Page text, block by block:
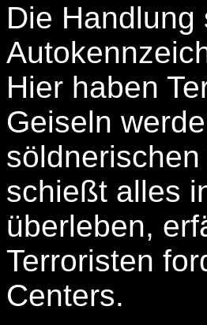
Die
Hier haben
Geiseln
schießt alles
überleben,
Terroristen
Centers.